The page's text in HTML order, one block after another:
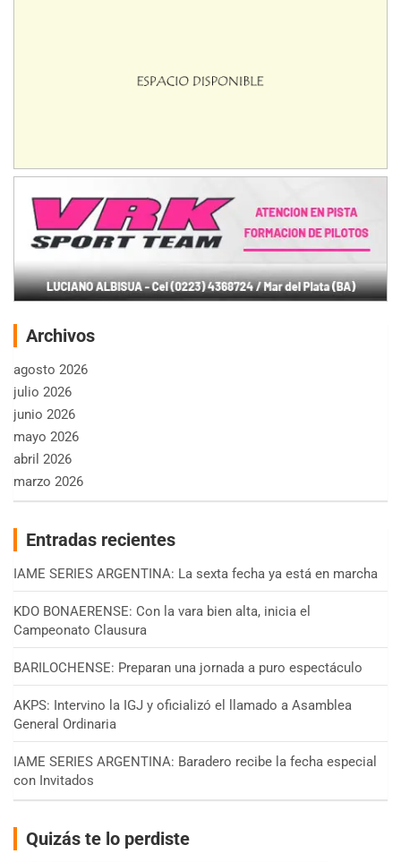
Archivos
agosto 2026
julio 2026
junio 2026
mayo 2026
abril 2026
marzo 2026
Entradas recientes
IAME SERIES ARGENTINA: La sexta fecha ya está en marcha
KDO BONAERENSE: Con la vara bien alta, inicia el
Campeonato Clausura
BARILOCHENSE: Preparan una jornada a puro espectáculo
AKPS: Intervino la IGJ y oficializó el llamado a Asamblea
General Ordinaria
IAME SERIES ARGENTINA: Baradero recibe la fecha especial
con Invitados
Quizás te lo perdiste